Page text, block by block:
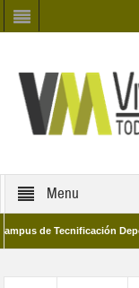
Menu
Tecnificación Deportiva